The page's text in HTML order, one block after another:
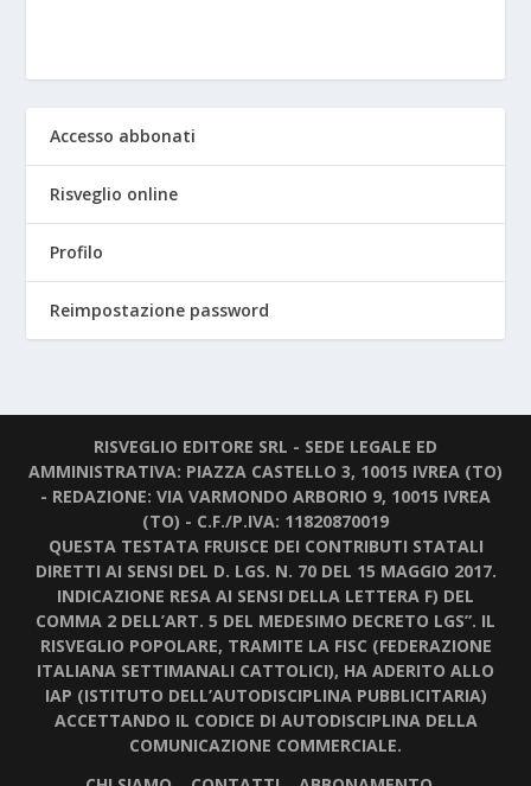
Accesso abbonati
Risveglio online
Profilo
Reimpostazione password
RISVEGLIO EDITORE SRL - SEDE LEGALE ED
AMMINISTRATIVA: PIAZZA CASTELLO 3, 10015 IVREA (TO)
- REDAZIONE: VIA VARMONDO ARBORIO 9, 10015 IVREA
(TO) - C.F./P.IVA: 11820870019
QUESTA TESTATA FRUISCE DEI CONTRIBUTI STATALI
DIRETTI AI SENSI DEL D. LGS. N. 70 DEL 15 MAGGIO 2017.
INDICAZIONE RESA AI SENSI DELLA LETTERA F) DEL
COMMA 2 DELL’ART. 5 DEL MEDESIMO DECRETO LGS”. IL
RISVEGLIO POPOLARE, TRAMITE LA FISC (FEDERAZIONE
ITALIANA SETTIMANALI CATTOLICI), HA ADERITO ALLO
IAP (ISTITUTO DELL’AUTODISCIPLINA PUBBLICITARIA)
ACCETTANDO IL CODICE DI AUTODISCIPLINA DELLA
COMUNICAZIONE COMMERCIALE.